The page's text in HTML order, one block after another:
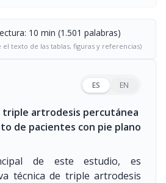
10 min (1.501 palabras)
texto de las tablas, figuras y referencias)
ES EN
triple artrodesis percutánea
de pacientes con pie plano
de este estudio, es
técnica de triple artrodesis